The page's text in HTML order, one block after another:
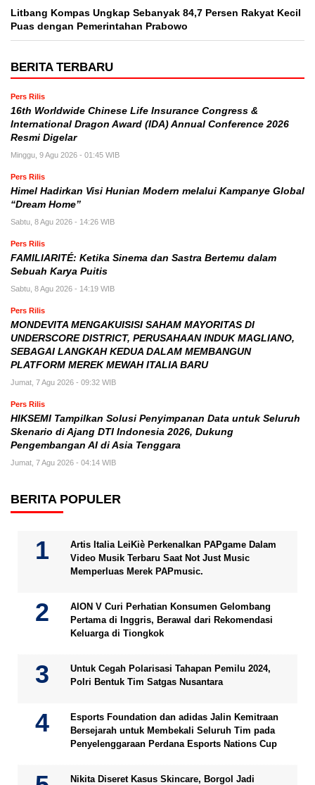
Litbang Kompas Ungkap Sebanyak 84,7 Persen Rakyat Kecil
Puas dengan Pemerintahan Prabowo
BERITA TERBARU
Pers Rilis
16th Worldwide Chinese Life Insurance Congress &
International Dragon Award (IDA) Annual Conference 2026
Resmi Digelar
Minggu, 9 Agu 2026 - 01:45 WIB
Pers Rilis
Himel Hadirkan Visi Hunian Modern melalui Kampanye Global
“Dream Home”
Sabtu, 8 Agu 2026 - 14:26 WIB
Pers Rilis
FAMILIARITÉ: Ketika Sinema dan Sastra Bertemu dalam
Sebuah Karya Puitis
Sabtu, 8 Agu 2026 - 14:19 WIB
Pers Rilis
MONDEVITA MENGAKUISISI SAHAM MAYORITAS DI
UNDERSCORE DISTRICT, PERUSAHAAN INDUK MAGLIANO,
SEBAGAI LANGKAH KEDUA DALAM MEMBANGUN
PLATFORM MEREK MEWAH ITALIA BARU
Jumat, 7 Agu 2026 - 09:32 WIB
Pers Rilis
HIKSEMI Tampilkan Solusi Penyimpanan Data untuk Seluruh
Skenario di Ajang DTI Indonesia 2026, Dukung
Pengembangan AI di Asia Tenggara
Jumat, 7 Agu 2026 - 04:14 WIB
BERITA POPULER
Artis Italia LeiKiè Perkenalkan PAPgame Dalam
Video Musik Terbaru Saat Not Just Music
Memperluas Merek PAPmusic.
AION V Curi Perhatian Konsumen Gelombang
Pertama di Inggris, Berawal dari Rekomendasi
Keluarga di Tiongkok
Untuk Cegah Polarisasi Tahapan Pemilu 2024,
Polri Bentuk Tim Satgas Nusantara
Esports Foundation dan adidas Jalin Kemitraan
Bersejarah untuk Membekali Seluruh Tim pada
Penyelenggaraan Perdana Esports Nations Cup
Nikita Diseret Kasus Skincare, Borgol Jadi